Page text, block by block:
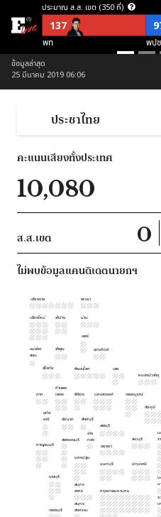
ประมาณ ส.ส. เขต (350 ที่)
137
พท พป
ประมาณ ส.ส. บัญชีรายชื่อ (150 ที่)
57
ประมาณ ส.ส. พึงมี (500 ที่)
253
ไม่สนับสนุน คสช
ข้อมูลล่าสุด
25 มีนาคม 2019 06:06
ประชาไทย
คะแนนเสียงทั้งประเทศ
10,080
ส.ส.เขต 0
ไม่พบข้อมูลแคนดิเดตนายกฯ
กรุงเทพมหานคร
ฉ
เ
สมุทร
สาคร
สมุทร
สงคราม
ราชบุรี
กาญจนบุรี
เพชรบุรี
นครปฐม
สุพรรณบุรี
อยุธยา
อ่าง
ทอง
สิงห์บุรี
นครสวรรค์
พิจิตร เพชรบูรณ์
กำแพง
เพชร
ตาก
สุโขทัย
ลำปาง
พะเยา
ลำพูน
พิษณุโลก
อุตรดิตถ์
แพร่
น่าน
เลย
หนองบัวลำภู
แม่ฮ่อง
สอน
เชียงใหม่
เชียงราย
ชัยนาท
อุทัย
ธานี
สระบุรี
น
น
น
ร
ชัยภูมิ
ลพบุรี
นนทบุรี ปทุมธานี